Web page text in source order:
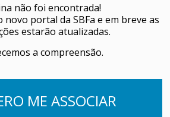
não foi encontrada!
novo portal da SBFa e em breve as
estarão atualizadas.
a compreensão.
ME ASSOCIAR